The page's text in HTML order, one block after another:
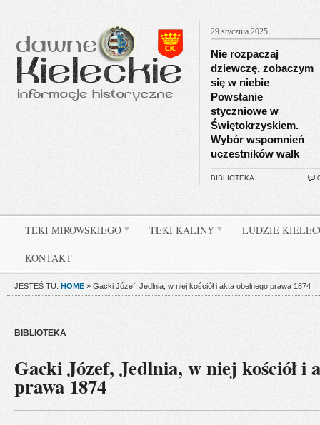
29 stycznia 2025
Nie rozpaczaj
dziewczę, zobaczym
się w niebie
Powstanie
styczniowe w
Świętokrzyskiem.
Wybór wspomnień
uczestników walk
BIBLIOTEKA
TEKI MIROWSKIEGO TEKI KALINY LUDZIE
KONTAKT
JESTEŚ TU: HOME » Gacki Józef, Jedlnia, w niej kościół i akta obelnego prawa 1874
BIBLIOTEKA
Gacki Józef, Jedlnia, w niej kościół i
prawa 1874